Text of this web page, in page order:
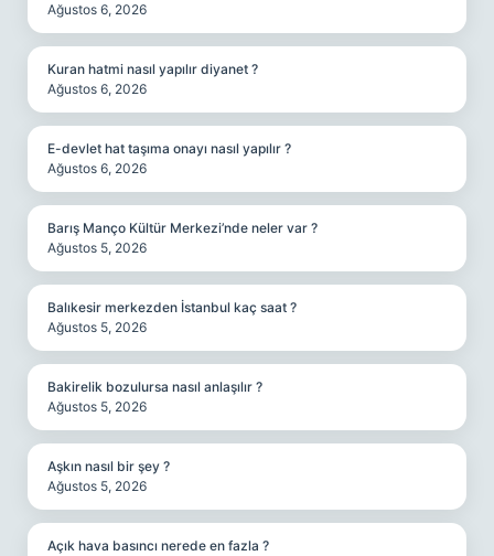
Ağustos 6, 2026
Kuran hatmi nasıl yapılır diyanet ?
Ağustos 6, 2026
E-devlet hat taşıma onayı nasıl yapılır ?
Ağustos 6, 2026
Barış Manço Kültür Merkezi’nde neler var ?
Ağustos 5, 2026
Balıkesir merkezden İstanbul kaç saat ?
Ağustos 5, 2026
Bakirelik bozulursa nasıl anlaşılır ?
Ağustos 5, 2026
Aşkın nasıl bir şey ?
Ağustos 5, 2026
Açık hava basıncı nerede en fazla ?